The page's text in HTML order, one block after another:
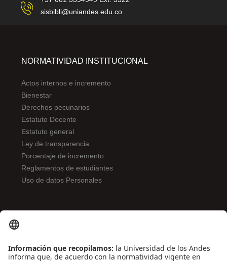
sisbibli@uniandes.edu.co
NORMATIVIDAD INSTITUCIONAL
Actos internos e incremento
Bienestar
Derechos pecunarios
Estatuto Docente
Estatuto general
Ley de transparencia
Porcentaje de incremento
Reglamentos de estudiantes
Uso de datos Personales
Contáctenos
Biblioguías